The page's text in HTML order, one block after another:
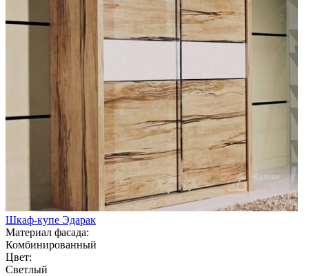
Шкаф-купе Эдарак
Материал фасада:
Комбинированный
Цвет:
Светлый